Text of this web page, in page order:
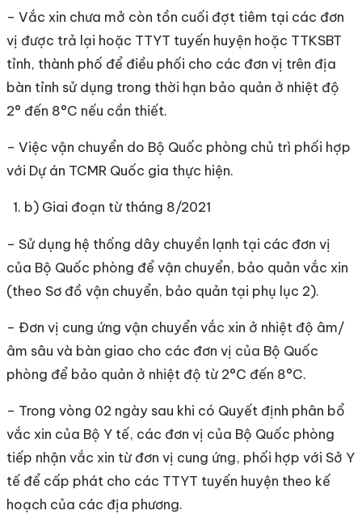
– Vắc xin chưa mở còn tồn cuối đợt tiêm tại các đơn
vị được trả lại hoặc TTYT tuyến huyện hoặc TTKSBT
tỉnh, thành phố để điều phối cho các đơn vị trên địa
bàn tỉnh sử dụng trong thời hạn bảo quản ở nhiệt độ
2° đến 8°C nếu cần thiết.
– Việc vận chuyển do Bộ Quốc phòng chủ trì phối hợp
với Dự án TCMR Quốc gia thực hiện.
b) Giai đoạn từ tháng 8/2021
– Sử dụng hệ thống dây chuyền lạnh tại các đơn vị
của Bộ Quốc phòng để vận chuyển, bảo quản vắc xin
(theo Sơ đồ vận chuyển, bảo quản tại phụ lục 2).
– Đơn vị cung ứng vận chuyển vắc xin ở nhiệt độ âm/
âm sâu và bàn giao cho các đơn vị của Bộ Quốc
phòng để bảo quản ở nhiệt độ từ 2°C đến 8°C.
– Trong vòng 02 ngày sau khi có Quyết định phân bổ
vắc xin của Bộ Y tế, các đơn vị của Bộ Quốc phòng
tiếp nhận vắc xin từ đơn vị cung ứng, phối hợp với Sở Y
tế để cấp phát cho các TTYT tuyến huyện theo kế
hoạch của các địa phương.